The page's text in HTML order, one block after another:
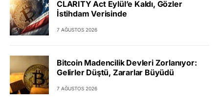
CLARITY Act Eylül’e Kaldı, Gözler
İstihdam Verisinde
7 AĞUSTOS 2026
Bitcoin Madencilik Devleri Zorlanıyor:
Gelirler Düştü, Zararlar Büyüdü
7 AĞUSTOS 2026